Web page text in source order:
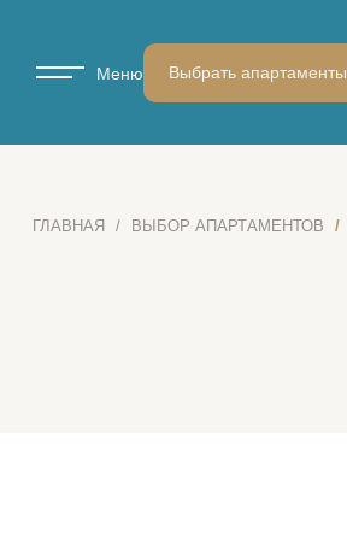
Меню Выбрать апартаменты
ГЛАВНАЯ ВЫБОР АПАРТАМЕНТОВ